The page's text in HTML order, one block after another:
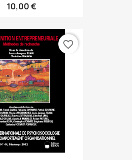
10,00 €
favorite_border